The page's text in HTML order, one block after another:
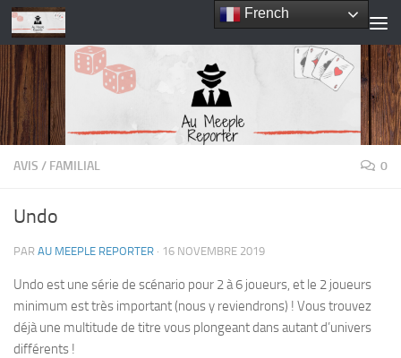
Skip to content
AVIS / FAMILIAL 0
Undo
PAR AU MEEPLE REPORTER · 16 NOVEMBRE 2019
Undo est une série de scénario pour 2 à 6 joueurs, et le 2 joueurs
minimum est très important (nous y reviendrons) ! Vous trouvez
déjà une multitude de titre vous plongeant dans autant d’univers
différents !
French